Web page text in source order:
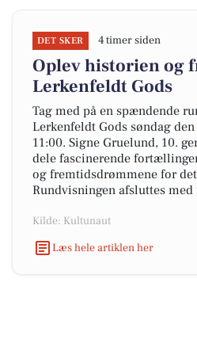
DET SKER 4 timer siden
Oplev historien og
Lerkenfeldt Gods
Tag med på en spændende
Lerkenfeldt Gods søndag
11:00. Signe Gruelund, 10.
dele fascinerende
og fremtidsdrømmene for
Rundvisningen afsluttes
Kilde: Kultunaut
Læs hele artiklen her